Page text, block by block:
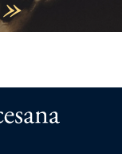
les santes.
un grup de
Festa
per les